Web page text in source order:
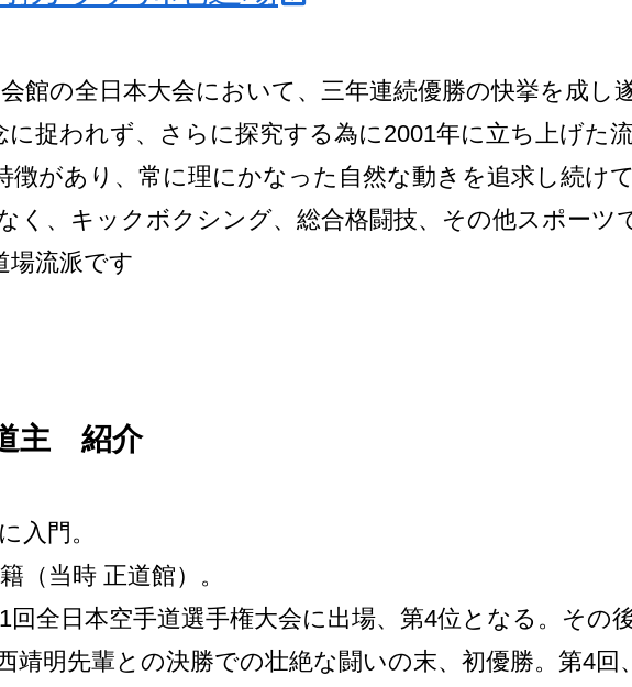
館の全日本大会において、三年連続優勝の快挙を成し
に捉われず、さらに探究する為に2001年に立ち上げ
徴があり、常に理にかなった自然な動きを追求し続け
く、キックボクシング、総合格闘技、その他スポーツ
だ道場流派です
主 紹介
入門。
（当時 正道館）。
全日本空手道選手権大会に出場、第4位となる。その
靖明先輩との決勝での壮絶な闘いの末、初優勝。第4